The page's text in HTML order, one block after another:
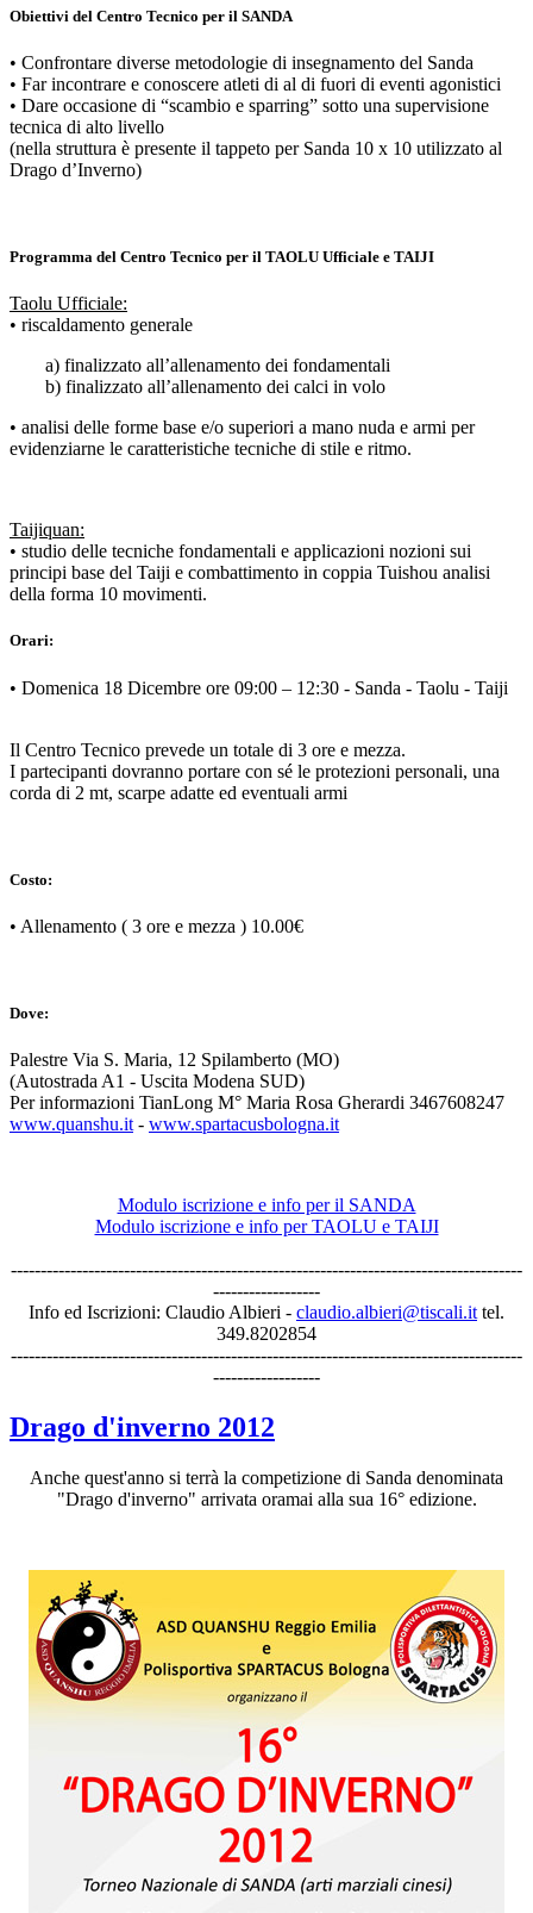
Obiettivi del Centro Tecnico per il SANDA
• Confrontare diverse metodologie di insegnamento del Sanda
• Far incontrare e conoscere atleti di al di fuori di eventi agonistici
• Dare occasione di “scambio e sparring” sotto una supervisione
tecnica di alto livello
(nella struttura è presente il tappeto per Sanda 10 x 10 utilizzato al
Drago d’Inverno)
Programma del Centro Tecnico per il TAOLU Ufficiale e TAIJI
Taolu Ufficiale:
• riscaldamento generale
a) finalizzato all’allenamento dei fondamentali
b) finalizzato all’allenamento dei calci in volo
• analisi delle forme base e/o superiori a mano nuda e armi per
evidenziarne le caratteristiche tecniche di stile e ritmo.
Taijiquan:
• studio delle tecniche fondamentali e applicazioni nozioni sui
principi base del Taiji e combattimento in coppia Tuishou analisi
della forma 10 movimenti.
Orari:
• Domenica 18 Dicembre ore 09:00 – 12:30 - Sanda - Taolu - Taiji
Il Centro Tecnico prevede un totale di 3 ore e mezza.
I partecipanti dovranno portare con sé le protezioni personali, una
corda di 2 mt, scarpe adatte ed eventuali armi
Costo:
• Allenamento ( 3 ore e mezza ) 10.00€
Dove:
Palestre Via S. Maria, 12 Spilamberto (MO)
(Autostrada A1 - Uscita Modena SUD)
Per informazioni TianLong M° Maria Rosa Gherardi 3467608247
www.quanshu.it - www.spartacusbologna.it
Modulo iscrizione e info per il SANDA
Modulo iscrizione e info per TAOLU e TAIJI
--------------------------------------------------------------------------------------
------------------
Info ed Iscrizioni: Claudio Albieri - claudio.albieri@tiscali.it tel.
349.8202854
--------------------------------------------------------------------------------------
------------------
Drago d'inverno 2012
Anche quest'anno si terrà la competizione di Sanda denominata
"Drago d'inverno" arrivata oramai alla sua 16° edizione.